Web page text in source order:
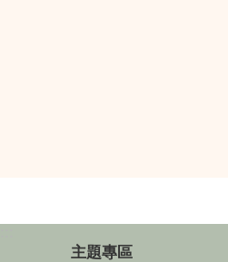
主題專區